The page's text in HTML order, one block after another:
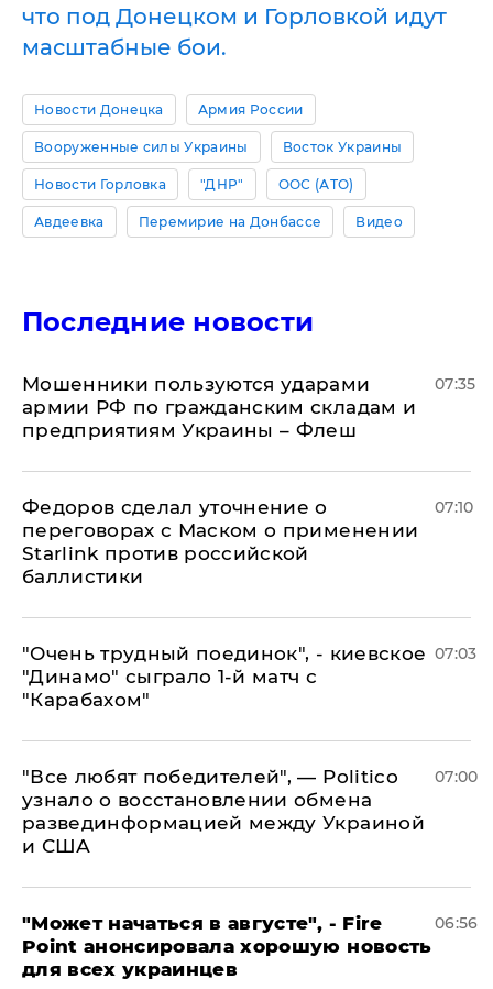
что под Донецком и Горловкой идут
масштабные бои.
Новости Донецка Армия России
Вооруженные силы Украины Восток Украины
Новости Горловка "ДНР" ООС (АТО)
Авдеевка Перемирие на Донбассе Видео
Последние новости
Мошенники пользуются ударами
армии РФ по гражданским складам и
предприятиям Украины – Флеш
07:35
Федоров сделал уточнение о
переговорах с Маском о применении
Starlink против российской
баллистики
07:10
"Очень трудный поединок", - киевское
"Динамо" сыграло 1-й матч с
"Карабахом"
07:03
​"Все любят победителей", — Politico
узнало о восстановлении обмена
развединформацией между Украиной
и США
07:00
"Может начаться в августе", - Fire
Point анонсировала хорошую новость
для всех украинцев
06:56